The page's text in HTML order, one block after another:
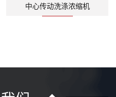
中心传动洗涤浓缩机